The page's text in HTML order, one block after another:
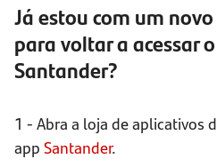
Já estou com um
para voltar a acessar
Santander?
1 - Abra a loja de aplicativos
app Santander.